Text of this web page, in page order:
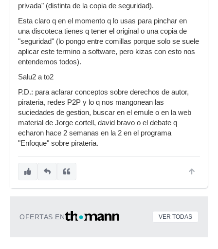
privada" (distinta de la copia de seguridad).
Esta claro q en el momento q lo usas para pinchar en
una discoteca tienes q tener el original o una copia de
"seguridad" (lo pongo entre comillas porque solo se suele
aplicar este termino a software, pero kizas con esto nos
entendemos todos).
Salu2 a to2
P.D.: para aclarar conceptos sobre derechos de autor,
pirateria, redes P2P y lo q nos mangonean las
suciedades de gestion, buscar en el emule o en la web
material de Jorge cortell, david bravo o el debate q
echaron hace 2 semanas en la 2 en el programa
"Enfoque" sobre pirateria.
OFERTAS EN VER TODAS